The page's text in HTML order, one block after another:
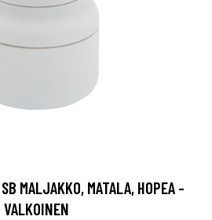
MALJAKKO, MATALA, HOPEA -
VALKOINEN